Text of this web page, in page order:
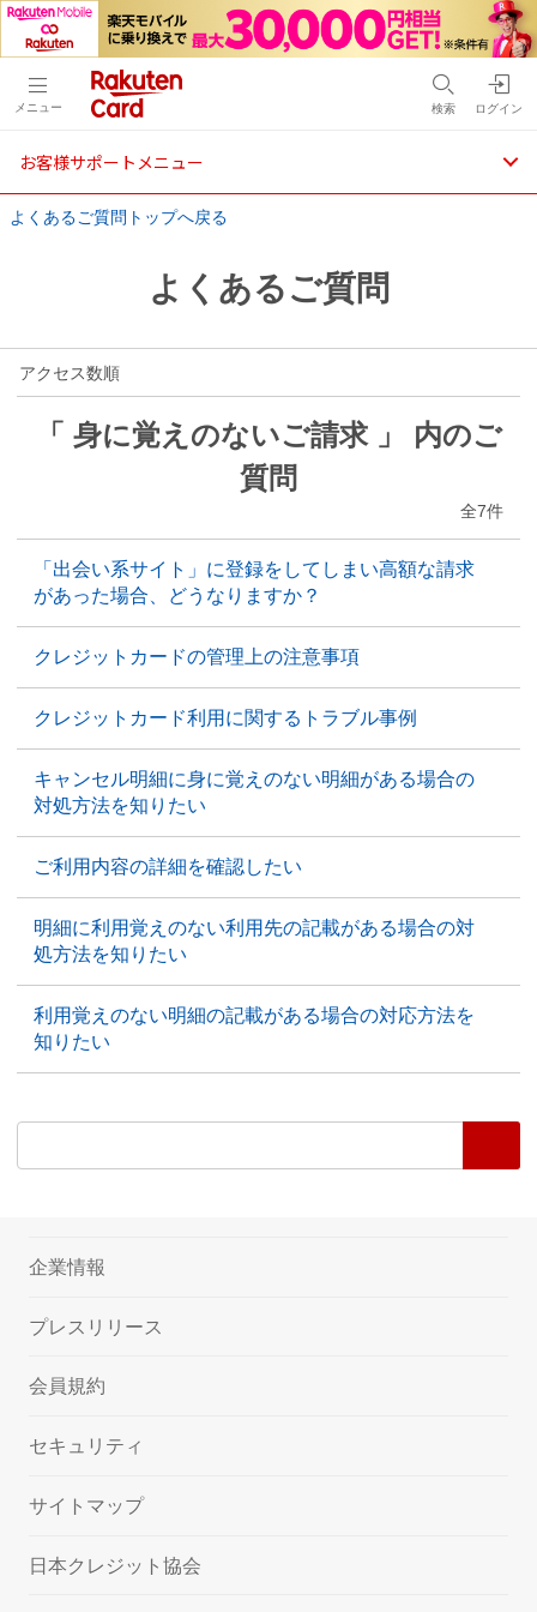
メニュー 検索 ログイン
お客様サポートメニュー
よくあるご質問トップへ戻る
よくあるご質問
アクセス数順
「 身に覚えのないご請求 」 内のご
質問
全7件
「出会い系サイト」に登録をしてしまい高額な請求
があった場合、どうなりますか？
クレジットカードの管理上の注意事項
クレジットカード利用に関するトラブル事例
キャンセル明細に身に覚えのない明細がある場合の
対処方法を知りたい
ご利用内容の詳細を確認したい
明細に利用覚えのない利用先の記載がある場合の対
処方法を知りたい
利用覚えのない明細の記載がある場合の対応方法を
知りたい
企業情報
プレスリリース
会員規約
セキュリティ
サイトマップ
日本クレジット協会